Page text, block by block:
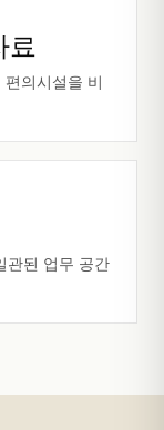
료
의시설을 비
관된 업무 공간